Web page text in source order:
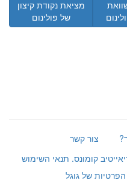
מציאת נקודת קיצון
של פולינום
צור קשר
קומונס. תנאי השימוש
של גוגל